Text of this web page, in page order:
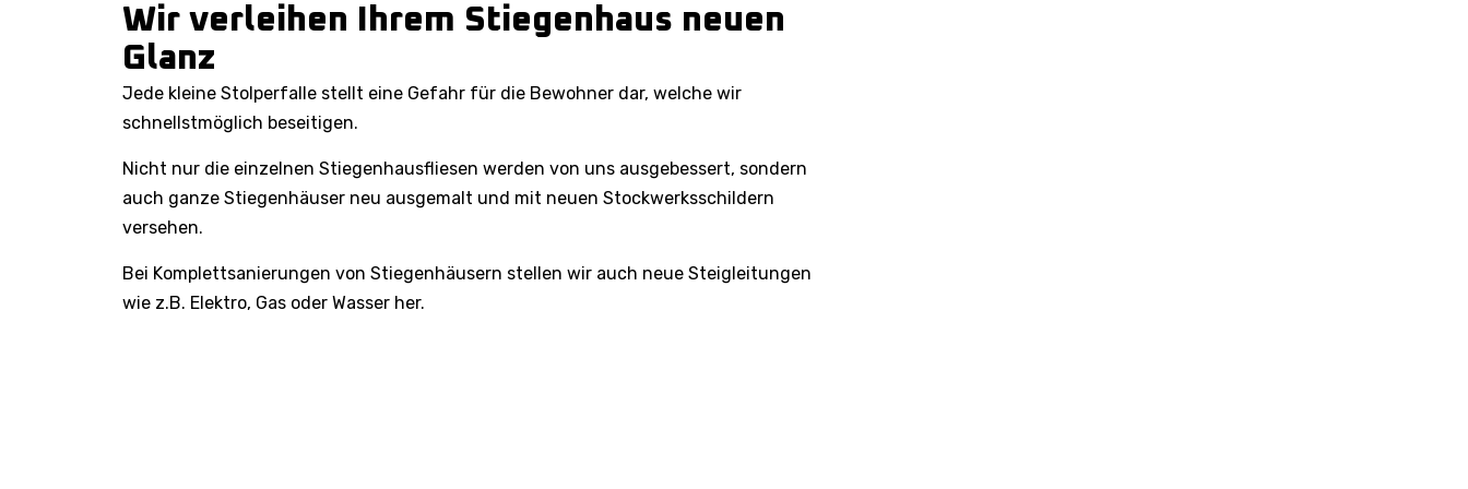
Wir verleihen Ihrem Stiegenhaus neuen
Glanz
Jede kleine Stolperfalle stellt eine Gefahr für die Bewohner dar, welche wir
schnellstmöglich beseitigen.
Nicht nur die einzelnen Stiegenhausfliesen werden von uns ausgebessert, sondern
auch ganze Stiegenhäuser neu ausgemalt und mit neuen Stockwerksschildern
versehen.
Bei Komplettsanierungen von Stiegenhäusern stellen wir auch neue Steigleitungen
wie z.B. Elektro, Gas oder Wasser her.